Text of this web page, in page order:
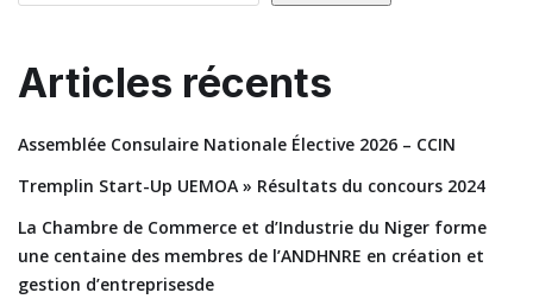
Articles récents
Assemblée Consulaire Nationale Élective 2026 – CCIN
Tremplin Start-Up UEMOA » Résultats du concours 2024
La Chambre de Commerce et d’Industrie du Niger forme
une centaine des membres de l’ANDHNRE en création et
gestion d’entreprisesde